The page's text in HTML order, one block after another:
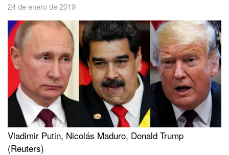
24 de enero de 2019
Vladimir Putin, Nicolás Maduro, Donald Trump
(Reuters)